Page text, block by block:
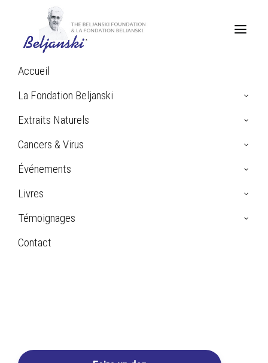
Accueil
La Fondation Beljanski
Extraits Naturels
Cancers & Virus
Événements
Livres
Témoignages
Contact
AIDEZ-NOUS À VAINCRE
LE CANCER
L’importance de la
Recherche
cancer». Le cancer est devenu une industrie de